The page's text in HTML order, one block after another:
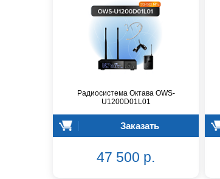
Радиосистема Октава OWS-
U1200D01L01
Заказать
47 500 р.